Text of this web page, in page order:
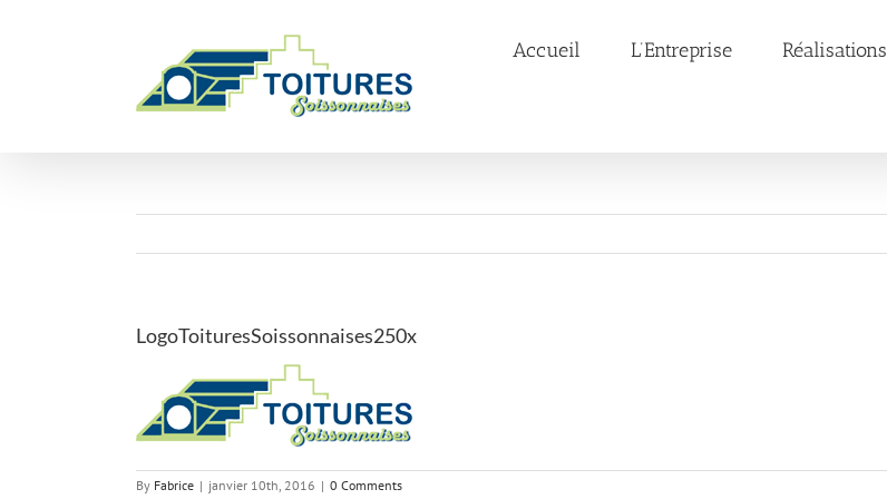
Accueil L’Entreprise Réalisations
LogoToituresSoissonnaises250x
By Fabrice | janvier 10th, 2016 | 0 Comments